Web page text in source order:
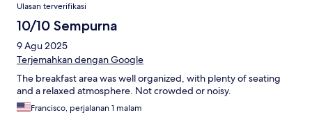
Ulasan terverifikasi
10/10 Sempurna
9 Agu 2025
Terjemahkan dengan Google
The breakfast area was well organized, with plenty of seating
and a relaxed atmosphere. Not crowded or noisy.
Francisco, perjalanan 1 malam